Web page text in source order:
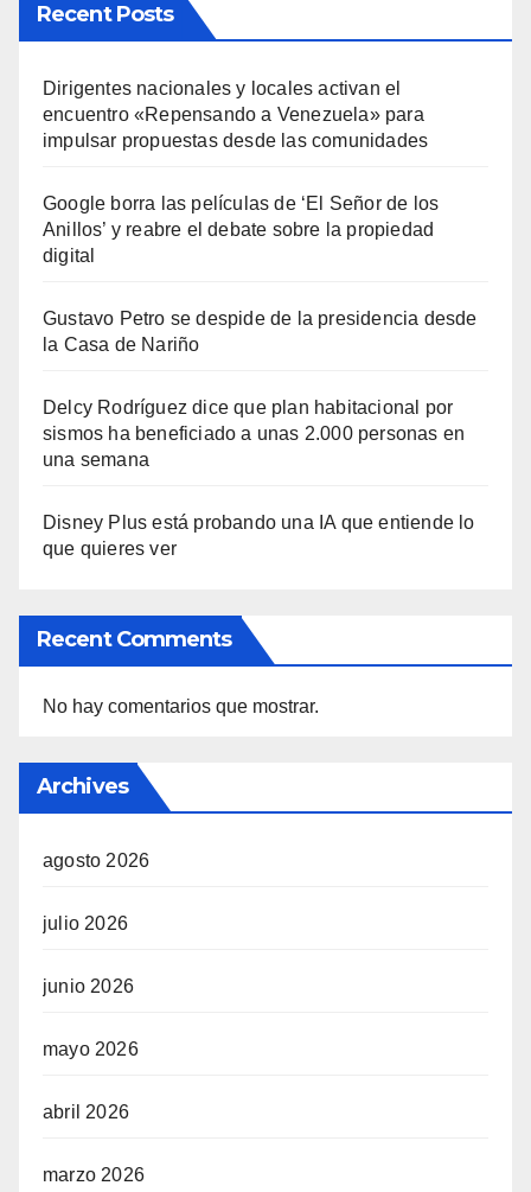
Recent Posts
Dirigentes nacionales y locales activan el
encuentro «Repensando a Venezuela» para
impulsar propuestas desde las comunidades
Google borra las películas de ‘El Señor de los
Anillos’ y reabre el debate sobre la propiedad
digital
Gustavo Petro se despide de la presidencia desde
la Casa de Nariño
Delcy Rodríguez dice que plan habitacional por
sismos ha beneficiado a unas 2.000 personas en
una semana
Disney Plus está probando una IA que entiende lo
que quieres ver
Recent Comments
No hay comentarios que mostrar.
Archives
agosto 2026
julio 2026
junio 2026
mayo 2026
abril 2026
marzo 2026